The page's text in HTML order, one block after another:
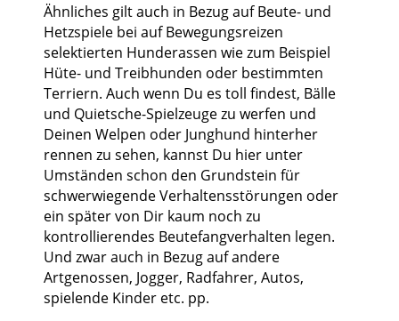
Ähnliches gilt auch in Bezug auf Beute- und
Hetzspiele bei auf Bewegungsreizen
selektierten Hunderassen wie zum Beispiel
Hüte- und Treibhunden oder bestimmten
Terriern. Auch wenn Du es toll findest, Bälle
und Quietsche-Spielzeuge zu werfen und
Deinen Welpen oder Junghund hinterher
rennen zu sehen, kannst Du hier unter
Umständen schon den Grundstein für
schwerwiegende Verhaltensstörungen oder
ein später von Dir kaum noch zu
kontrollierendes Beutefangverhalten legen.
Und zwar auch in Bezug auf andere
Artgenossen, Jogger, Radfahrer, Autos,
spielende Kinder etc. pp.